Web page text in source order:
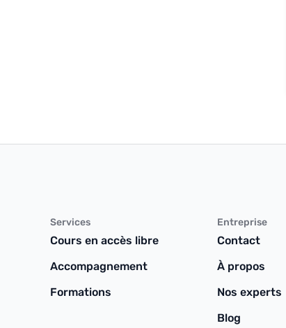
Services
Cours en accès libre
Accompagnement
Formations
Entreprise
Contact
À propos
Nos experts
Blog